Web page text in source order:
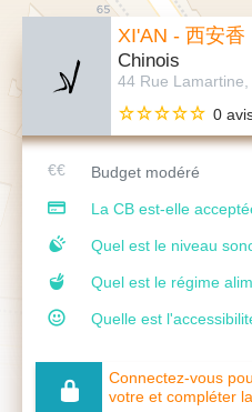
XI'AN - 西安香
Chinois
44 Rue
0
Budget modéré
La CB est-elle
Quel est le niveau
Quel est le régime
Quelle est
Connectez-vous
votre et compléter